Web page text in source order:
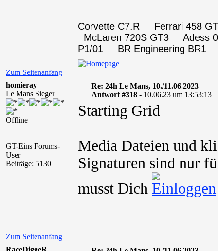
Zum Seitenanfang
Corvette C7.R Ferrari 458
McLaren 720S GT3
P1/01 BR Engineering BR1
homieray
Le Mans Sieger
Offline
GT-Eins Forums-
User
Beiträge: 5130
Re: 24h Le Mans, 10./11.06.2023
Antwort #318 - 10.06.23 um 13:53:13
Starting Grid
Media Dateien und
Signaturen sind nur
musst Dich
Zum Seitenanfang
RaceDiggeR